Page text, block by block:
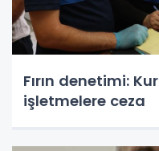
Fırın denetimi:
işletmelere ceza